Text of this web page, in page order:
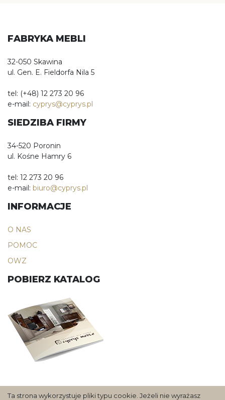
FABRYKA MEBLI
32-050 Skawina
ul. Gen. E. Fieldorfa Nila 5
tel: (+48) 12 273 20 96
e-mail: cyprys@cyprys.pl
SIEDZIBA FIRMY
34-520 Poronin
ul. Kośne Hamry 6
tel: 12 273 20 96
e-mail: biuro@cyprys.pl
INFORMACJE
O NAS
POMOC
OWZ
POBIERZ KATALOG
Ta strona wykorzystuje pliki typu cookie. Jeżeli nie wyrażasz